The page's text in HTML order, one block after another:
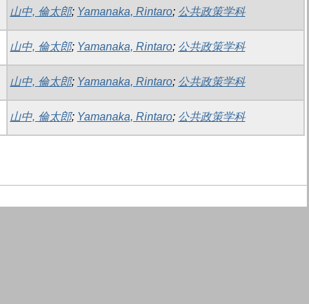
山中, 倫太郎; Yamanaka, Rintaro; 公共政策学科
山中, 倫太郎; Yamanaka, Rintaro; 公共政策学科
山中, 倫太郎; Yamanaka, Rintaro; 公共政策学科
山中, 倫太郎; Yamanaka, Rintaro; 公共政策学科